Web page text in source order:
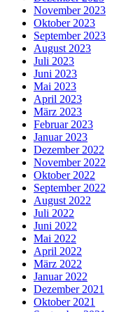
November 2023
Oktober 2023
September 2023
August 2023
Juli 2023
Juni 2023
Mai 2023
April 2023
März 2023
Februar 2023
Januar 2023
Dezember 2022
November 2022
Oktober 2022
September 2022
August 2022
Juli 2022
Juni 2022
Mai 2022
April 2022
März 2022
Januar 2022
Dezember 2021
Oktober 2021